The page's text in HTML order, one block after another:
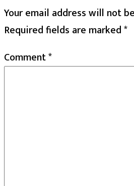
Your email address will not
Required fields are marked*
Comment*